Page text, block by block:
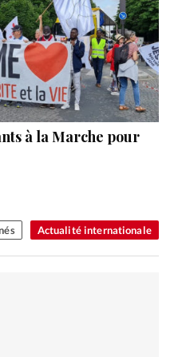
Actualité internationale
à la Marche pour